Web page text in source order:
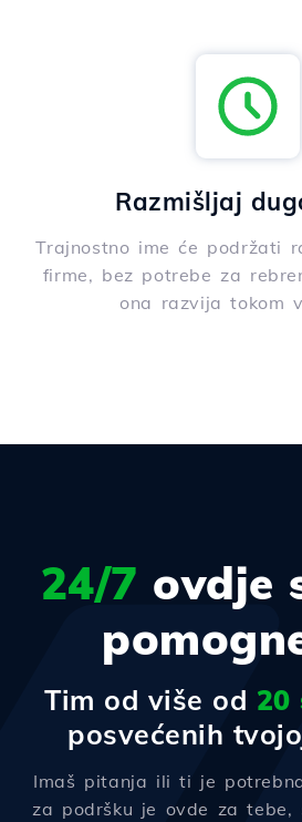
Razmišljaj
Trajnostno ime će podržati
firme, bez potrebe za
ona razvija tokom
24/7 ovdje
Tim od više od 20
posvećenih
Imaš pitanja ili ti je
za podršku je ovde za tebe,